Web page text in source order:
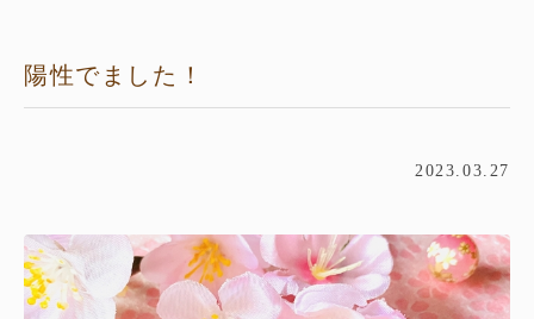
陽性でました！
2023.03.27